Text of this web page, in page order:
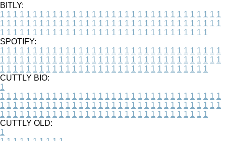
BITLY:
1 1 1 1 1 1 1 1 1 1 1 1 1 1 1 1 1 1 1 1 1 1 1 1 1 1 1 1 1 1 1 1 1 1
1 1 1 1 1 1 1 1 1 1 1 1 1 1 1 1 1 1 1 1 1 1 1 1 1 1 1 1 1 1 1 1 1 1
1 1 1 1 1 1 1 1 1 1 1 1 1 1 1 1 1 1 1 1 1 1 1 1 1 1 1 1 1 1 1 1
SPOTIFY:
1 1 1 1 1 1 1 1 1 1 1 1 1 1 1 1 1 1 1 1 1 1 1 1 1 1 1 1 1 1 1 1 1 1
1 1 1 1 1 1 1 1 1 1 1 1 1 1 1 1 1 1 1 1 1 1 1 1 1 1 1 1 1 1 1 1 1 1
1 1 1 1 1 1 1 1 1 1 1 1 1 1 1 1 1 1 1 1 1 1 1 1 1 1 1 1 1 1 1 1
CUTTLY BIO:
1
1 1 1 1 1 1 1 1 1 1 1 1 1 1 1 1 1 1 1 1 1 1 1 1 1 1 1 1 1 1 1 1 1 1
1 1 1 1 1 1 1 1 1 1 1 1 1 1 1 1 1 1 1 1 1 1 1 1 1 1 1 1 1 1 1 1 1 1
1 1 1 1 1 1 1 1 1 1 1 1 1 1 1 1 1 1 1 1 1 1 1 1 1 1 1 1 1 1 1 1
CUTTLY OLD:
1